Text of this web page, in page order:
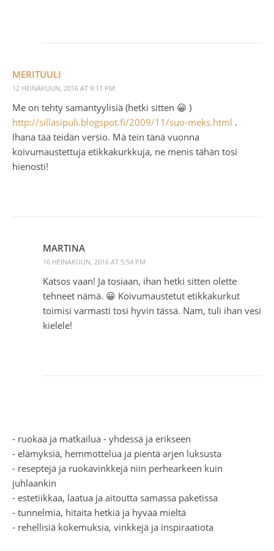
MERITUULI
12 HEINÄKUUN, 2016 AT 9:11 PM
Me on tehty samantyylisiä (hetki sitten 😀 )
http://sillasipuli.blogspot.fi/2009/11/suo-meks.html .
Ihana tää teidän versio. Mä tein tänä vuonna
koivumaustettuja etikkakurkkuja, ne menis tähän tosi
hienosti!
MARTINA
16 HEINÄKUUN, 2016 AT 5:54 PM
Katsos vaan! Ja tosiaan, ihan hetki sitten olette
tehneet nämä. 😀 Koivumaustetut etikkakurkut
toimisi varmasti tosi hyvin tässä. Nam, tuli ihan vesi
kielele!
- ruokaa ja matkailua - yhdessä ja erikseen
- elämyksiä, hemmottelua ja pientä arjen luksusta
- reseptejä ja ruokavinkkejä niin perhearkeen kuin
juhlaankin
- estetiikkaa, laatua ja aitoutta samassa paketissa
- tunnelmia, hitaita hetkiä ja hyvää mieltä
- rehellisiä kokemuksia, vinkkejä ja inspiraatiota